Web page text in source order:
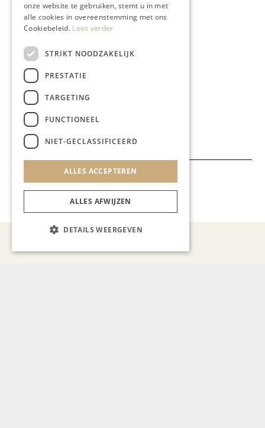
Deel dit artikel:
Meer artikelen over:
Branded content,Gastronomie
onze website te gebruiken, stemt u in met
alle cookies in overeenstemming met ons
Cookiebeleid. Lees verder
STRIKT NOODZAKELIJK
PRESTATIE
TARGETING
FUNCTIONEEL
NIET-GECLASSIFICEERD
ALLES ACCEPTEREN
ALLES AFWIJZEN
DETAILS WEERGEVEN